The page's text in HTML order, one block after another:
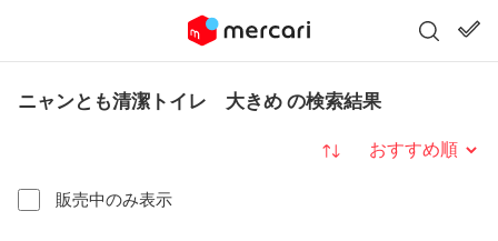
ニャンとも清潔トイレ 大きめ の検索結果
販売中のみ表示
並び替え